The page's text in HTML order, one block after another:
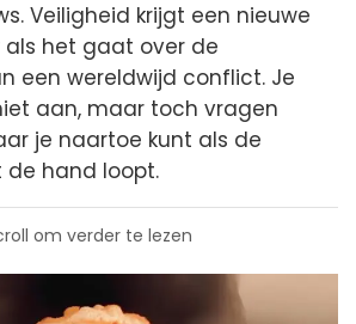
Veiligheid krijgt een nieuwe
als het gaat over de
een wereldwijd conflict. Je
aan, maar toch vragen
je naartoe kunt als de
hand loopt.
om verder te lezen